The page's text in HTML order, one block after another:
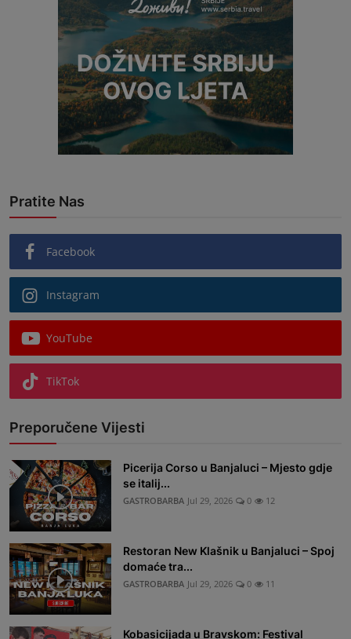
Pratite Nas
Facebook
Instagram
YouTube
TikTok
Preporučene Vijesti
Picerija Corso u Banjaluci – Mjesto gdje
se italij...
GASTROBARBA Jul 29, 2026 0 12
Restoran New Klašnik u Banjaluci – Spoj
domaće tra...
GASTROBARBA Jul 29, 2026 0 11
Kobasicijada u Bravskom: Festival